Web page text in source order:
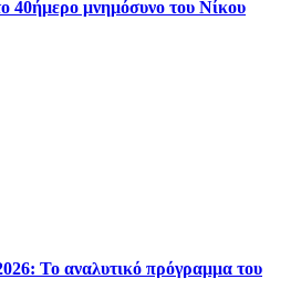
40ήμερο μνημόσυνο του Νίκου
Το αναλυτικό πρόγραμμα του